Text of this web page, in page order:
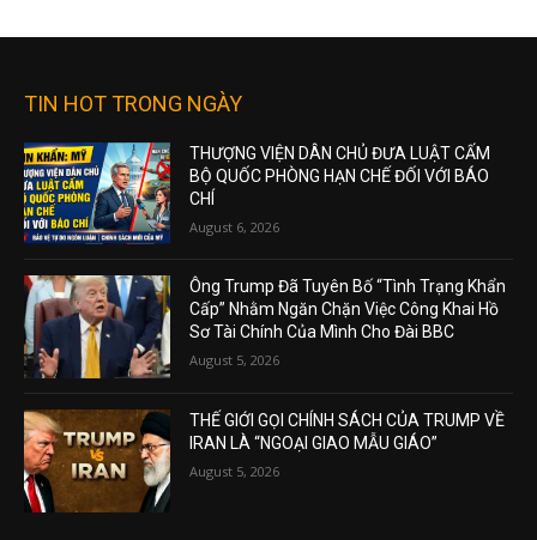
TIN HOT TRONG NGÀY
THƯỢNG VIỆN DÂN CHỦ ĐƯA LUẬT CẤM
BỘ QUỐC PHÒNG HẠN CHẾ ĐỐI VỚI BÁO
CHÍ
August 6, 2026
Ông Trump Đã Tuyên Bố “Tình Trạng Khẩn
Cấp” Nhằm Ngăn Chặn Việc Công Khai Hồ
Sơ Tài Chính Của Mình Cho Đài BBC
August 5, 2026
THẾ GIỚI GỌI CHÍNH SÁCH CỦA TRUMP VỀ
IRAN LÀ “NGOẠI GIAO MẪU GIÁO”
August 5, 2026